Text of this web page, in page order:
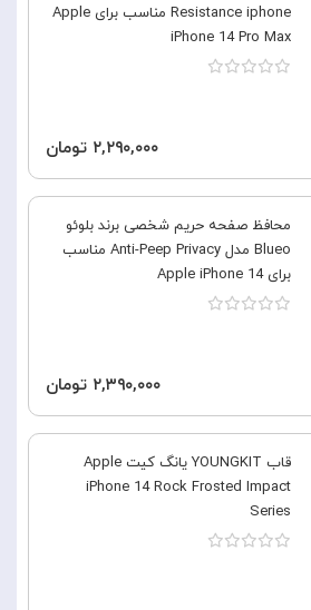
Resistance iphone مناسب برای Apple
iPhone 14 Pro Max
۲,۲۹۰,۰۰۰ تومان
محافظ صفحه حریم شخصی برند بلوئو
Blueo مدل Anti-Peep Privacy مناسب
برای Apple iPhone 14
۲,۳۹۰,۰۰۰ تومان
قاب YOUNGKIT یانگ کیت Apple
iPhone 14 Rock Frosted Impact
Series